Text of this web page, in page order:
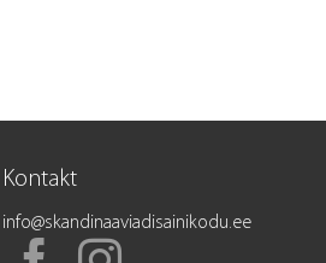
Kontakt
info@skandinaaviadisainikodu.ee